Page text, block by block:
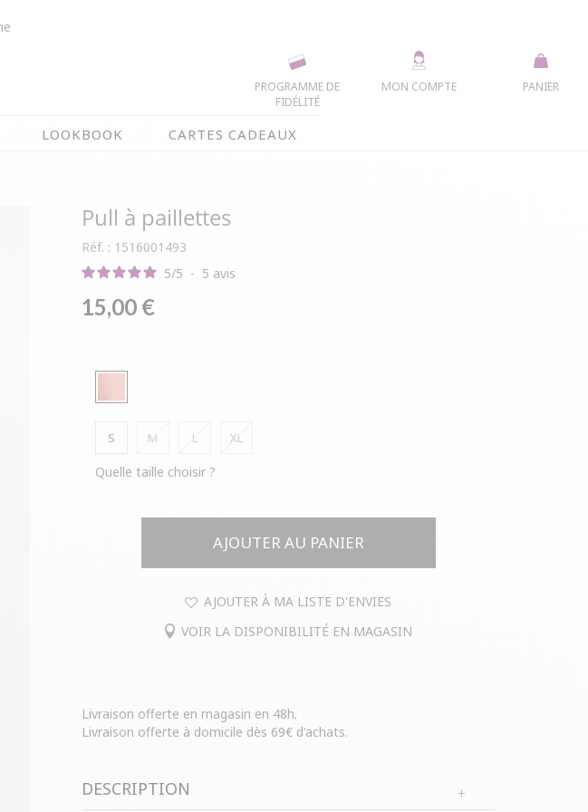
PANIER
MON COMPTE
PROGRAMME DE
FIDÉLITÉ
LOOKBOOK CARTES CADEAUX
NOUVELLE COLLECTION
MEILLEURES VENTES
LES PRIX TOSCANE
Pull à paillettes
Réf. : 1516001493
5/5 - 5 avis
15,00 €
S M L XL
Quelle taille choisir ?
AJOUTER AU PANIER
AJOUTER À MA LISTE D'ENVIES
VOIR LA DISPONIBILITÉ EN MAGASIN
Livraison offerte en magasin en 48h.
Livraison offerte à domicile dès 69€ d'achats.
DESCRIPTION